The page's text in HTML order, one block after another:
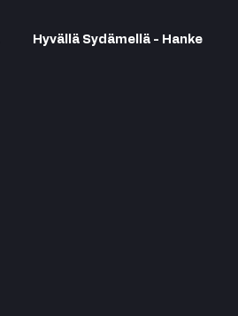
Hyvällä Sydämellä - Hanke